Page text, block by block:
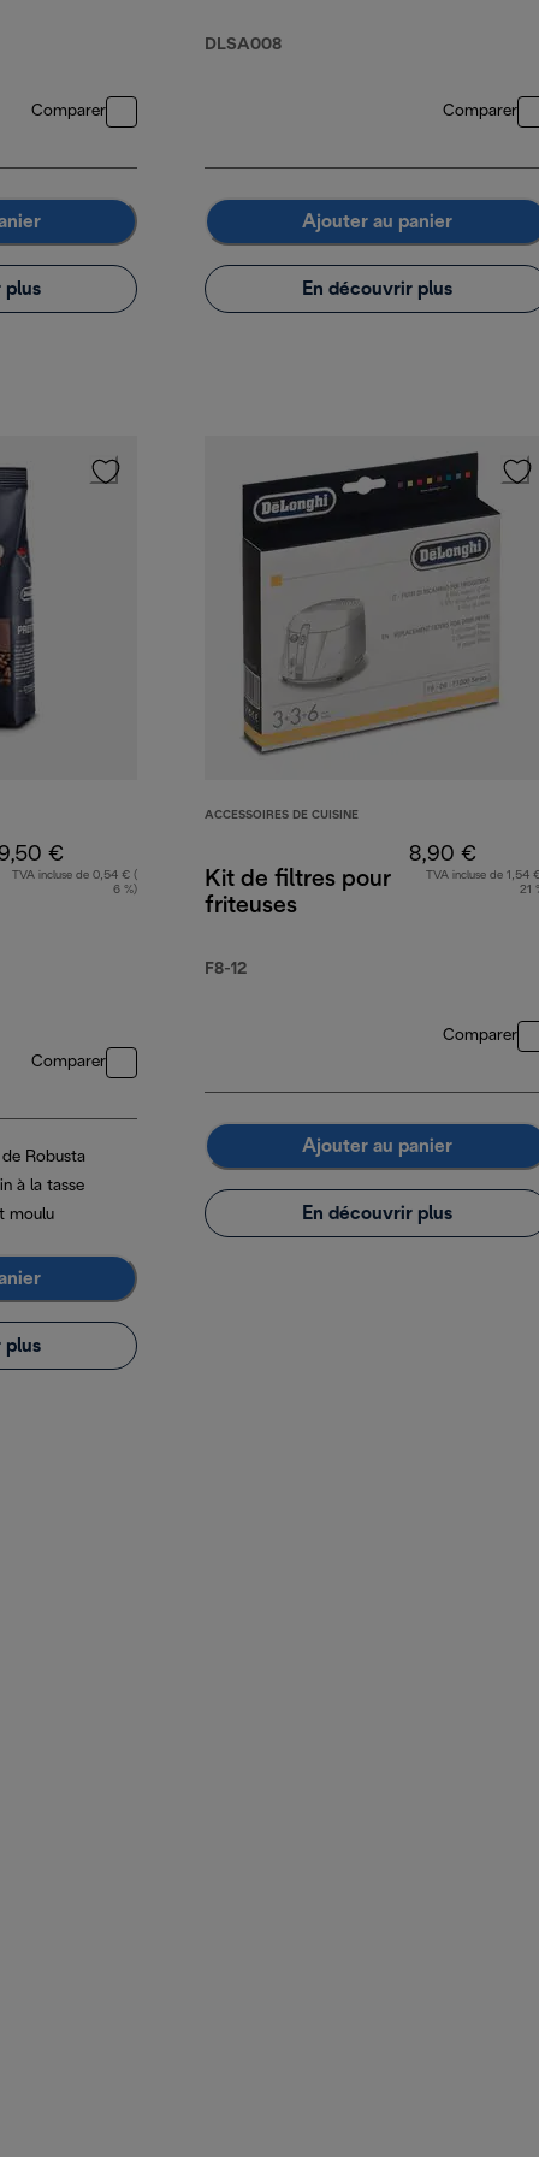
Comparer
plus
DLSA008
Comparer
Ajouter au panier
En découvrir plus
9,50 €
TVA incluse de 0,54 € (
6 %)
Comparer
Robusta
à la tasse
moulu
plus
ACCESSOIRES DE CUISINE
Kit de filtres pour
friteuses
F8-12
8,90 €
TVA incluse de 1,54
21
Comparer
Ajouter au panier
En découvrir plus